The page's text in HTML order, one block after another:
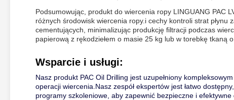
Podsumowując, produkt do wiercenia ropy LINGUANG PAC
różnych środowisk wiercenia ropy.i cechy kontroli strat płynu
cementujących, minimalizując produkcję filtracji podczas
papierową z rękodziełem o masie 25 kg lub w torebkę tkaną
Wsparcie i usługi:
Nasz produkt PAC Oil Drilling jest uzupełniony
operacji wiercenia.Nasz zespół ekspertów jest łatwo
programy szkoleniowe, aby zapewnić bezpieczne i